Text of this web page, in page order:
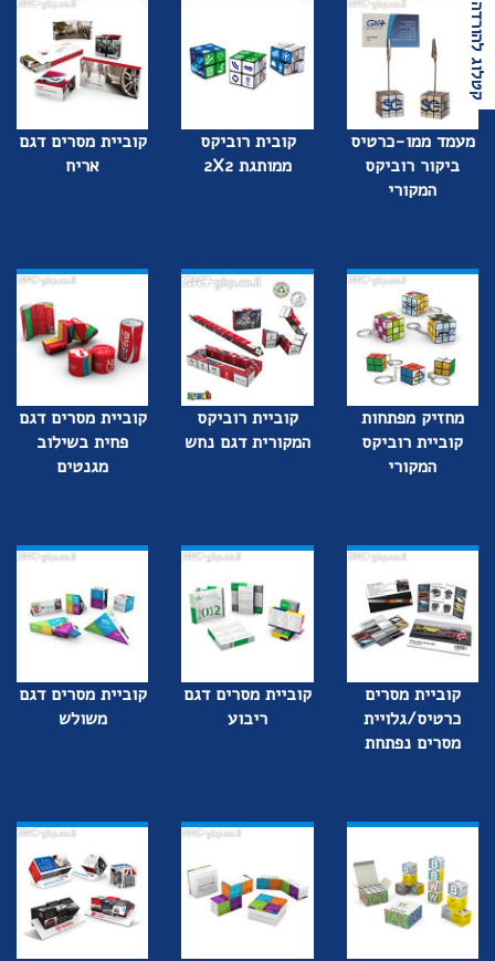
קטלוג להורדה
מעמד ממו-כרטיס
ביקור רוביקס
המקורי
קובית רוביקס
ממותגת 2X2
קוביית מסרים דגם
אריח
מחזיק מפתחות
קוביית רוביקס
המקורי
קוביית רוביקס
המקורית דגם נחש
קוביית מסרים דגם
פחית בשילוב
מגנטים
קוביית מסרים
כרטיס/גלויית
מסרים נפתחת
קוביית מסרים דגם
ריבוע
קוביית מסרים דגם
משולש